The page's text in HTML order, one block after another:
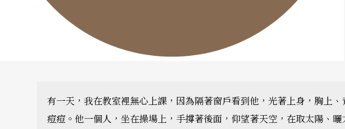
有一天，我在教室裡無心上課，因為隔著窗戶看到他，光著上身，胸上
痘痘。他一個人，坐在操場上，手撐著後面，仰望著天空，在取太陽、